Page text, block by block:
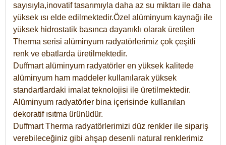
sayısıyla,inovatif tasarımıyla daha az su miktarı ile daha
yüksek ısı elde edilmektedir.Özel alüminyum kaynağı ile
yüksek hidrostatik basınca dayanıklı olarak üretilen
Therma serisi alüminyum radyatörlerimiz çok çeşitli
renk ve ebatlarda üretilmektedir.
Duffmart alüminyum radyatörler en yüksek kalitede
alüminyum ham maddeler kullanılarak yüksek
standartlardaki imalat teknolojisi ile üretilmektedir.
Alüminyum radyatörler bina içerisinde kullanılan
dekoratif ısıtma ürünüdür.
Duffmart Therma radyatörlerimizi düz renkler ile sipariş
verebileceğiniz gibi ahşap desenli natural renklerimiz